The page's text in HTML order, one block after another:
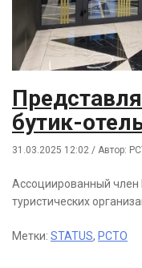
бутик-
31.03.2025 12:02 / Автор:
Ассоциированный член
туристических
Метки: STATUS, РСТО